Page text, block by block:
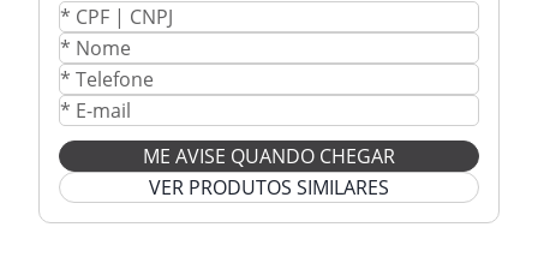
ME AVISE QUANDO CHEGAR
VER PRODUTOS SIMILARES